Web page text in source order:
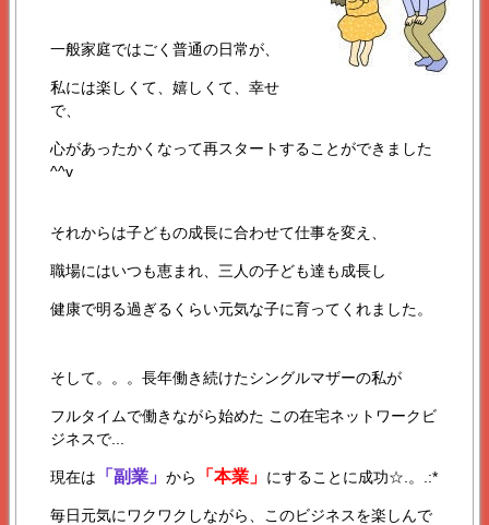
一般家庭ではごく普通の日常が、
私には楽しくて、嬉しくて、幸せ
で、
心があったかくなって再スタートすることができました
^^v
それからは子どもの成長に合わせて仕事を変え、
職場にはいつも恵まれ、三人の子ども達も成長し
健康で明る過ぎるくらい元気な子に育ってくれました。
そして。。。長年働き続けたシングルマザーの私が
フルタイムで働きながら始めた この在宅ネットワークビ
ジネスで...
現在は 「副業」 から 「本業」 にすることに成功☆.。.:*
毎日元気にワクワクしながら、このビジネスを楽しんで